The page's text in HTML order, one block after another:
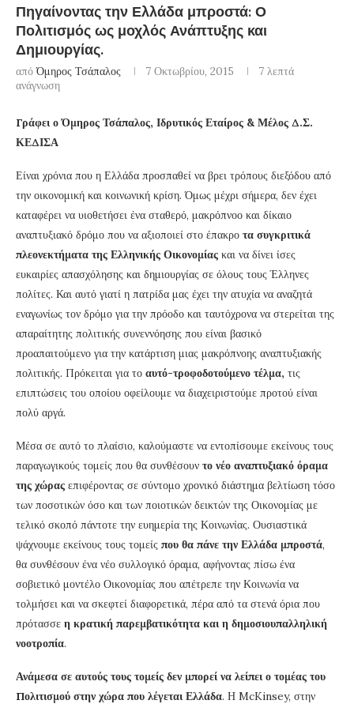
Πηγαίνοντας την Ελλάδα μπροστά: Ο
Πολιτισμός ως μοχλός Ανάπτυξης και
Δημιουργίας.
απόΌμηρος Τσάπαλος 7 Οκτωβρίου, 2015
7 λεπτά
ανάγνωση
Γράφει ο Όμηρος Τσάπαλος, Ιδρυτικός Εταίρος & Μέλος Δ.Σ.
ΚΕΔΙΣΑ
Είναι χρόνια που η Ελλάδα προσπαθεί να βρει τρόπους διεξόδου από
την οικονομική και κοινωνική κρίση. Όμως μέχρι σήμερα, δεν έχει
καταφέρει να υιοθετήσει ένα σταθερό, μακρόπνοο και δίκαιο
αναπτυξιακό δρόμο που να αξιοποιεί στο έπακρο τα συγκριτικά
πλεονεκτήματα της Ελληνικής Οικονομίας και να δίνει ίσες
ευκαιρίες απασχόλησης και δημιουργίας σε όλους τους Έλληνες
πολίτες. Και αυτό γιατί η πατρίδα μας έχει την ατυχία να αναζητά
εναγωνίως τον δρόμο για την πρόοδο και ταυτόχρονα να στερείται της
απαραίτητης πολιτικής συνεννόησης που είναι βασικό
προαπαιτούμενο για την κατάρτιση μιας μακρόπνοης αναπτυξιακής
πολιτικής. Πρόκειται για το αυτό-τροφοδοτούμενο τέλμα, τις
επιπτώσεις του οποίου οφείλουμε να διαχειριστούμε προτού είναι
πολύ αργά.
Μέσα σε αυτό το πλαίσιο, καλούμαστε να εντοπίσουμε εκείνους τους
παραγωγικούς τομείς που θα συνθέσουν το νέο αναπτυξιακό όραμα
της χώρας επιφέροντας σε σύντομο χρονικό διάστημα βελτίωση τόσο
των ποσοτικών όσο και των ποιοτικών δεικτών της Οικονομίας με
τελικό σκοπό πάντοτε την ευημερία της Κοινωνίας. Ουσιαστικά
ψάχνουμε εκείνους τους τομείς που θα πάνε την Ελλάδα μπροστά,
θα συνθέσουν ένα νέο συλλογικό όραμα, αφήνοντας πίσω ένα
σοβιετικό μοντέλο Οικονομίας που απέτρεπε την Κοινωνία να
τολμήσει και να σκεφτεί διαφορετικά, πέρα από τα στενά όρια που
πρότασσε η κρατική παρεμβατικότητα και η δημοσιουπαλληλική
νοοτροπία.
Ανάμεσα σε αυτούς τους τομείς δεν μπορεί να λείπει ο τομέας του
Πολιτισμού στην χώρα που λέγεται Ελλάδα. Η McKinsey, στην